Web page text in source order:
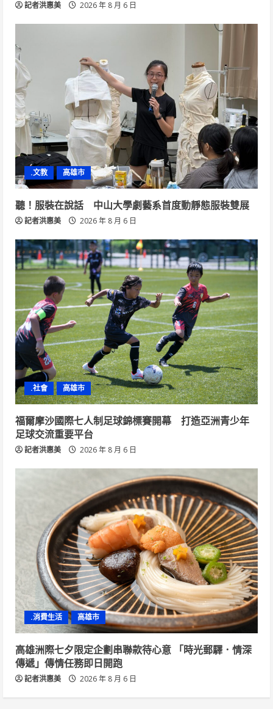
記者洪惠美 2026 年 8 月 6 日
.文教 高雄市
聽！服裝在說話 中山大學劇藝系首度動靜態服裝雙展
記者洪惠美 2026 年 8 月 6 日
.社會 高雄市
福爾摩沙國際七人制足球錦標賽開幕 打造亞洲青少年
足球交流重要平台
記者洪惠美 2026 年 8 月 6 日
.消費生活 高雄市
高雄洲際七夕限定企劃串聯款待心意 「時光郵驛．情深
傳遞」傳情任務即日開跑
記者洪惠美 2026 年 8 月 6 日